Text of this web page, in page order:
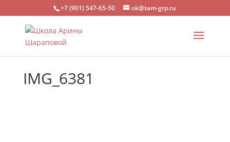
+7 (901) 547-65-50 ok@tam-grp.ru
IMG_6381